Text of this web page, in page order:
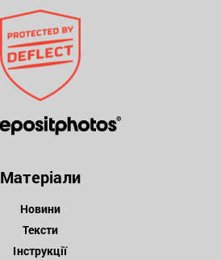
Матеріали
Новини
Тексти
Інструкції